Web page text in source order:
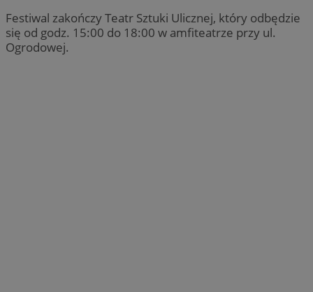
Festiwal zakończy Teatr Sztuki Ulicznej, który odbędzie
się od godz. 15:00 do 18:00 w amfiteatrze przy ul.
Ogrodowej.